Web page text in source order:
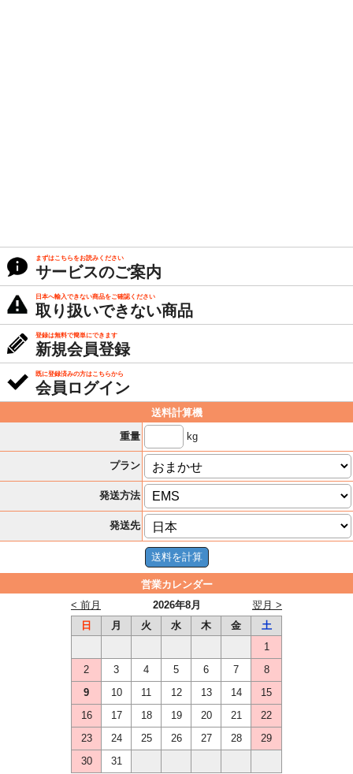
まずはこちらをお読みください
サービスのご案内
日本へ輸入できない商品をご確認ください
取り扱いできない商品
登録は無料で簡単にできます
新規会員登録
既に登録済みの方はこちらから
会員ログイン
送料計算機
重量
kg
プラン
発送方法
発送先
営業カレンダー
2026年8月
< 前月
翌月 >
日
月 火 水 木 金
土
1
2
3 4 5 6 7
8
9
10 11 12 13 14
15
16
17 18 19 20 21
22
23
24 25 26 27 28
29
30
31